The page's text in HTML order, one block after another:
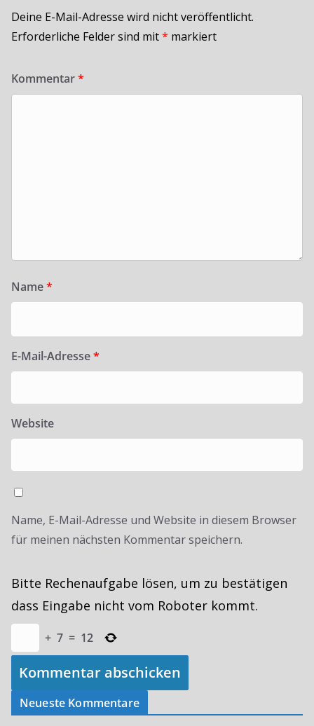
Deine E-Mail-Adresse wird nicht veröffentlicht.
Erforderliche Felder sind mit* markiert
Kommentar*
Name*
E-Mail-Adresse*
Website
Name, E-Mail-Adresse und Website in diesem Browser
für meinen nächsten Kommentar speichern.
Bitte Rechenaufgabe lösen, um zu bestätigen
dass Eingabe nicht vom Roboter kommt.
+ 7 = 12
Neueste Kommentare